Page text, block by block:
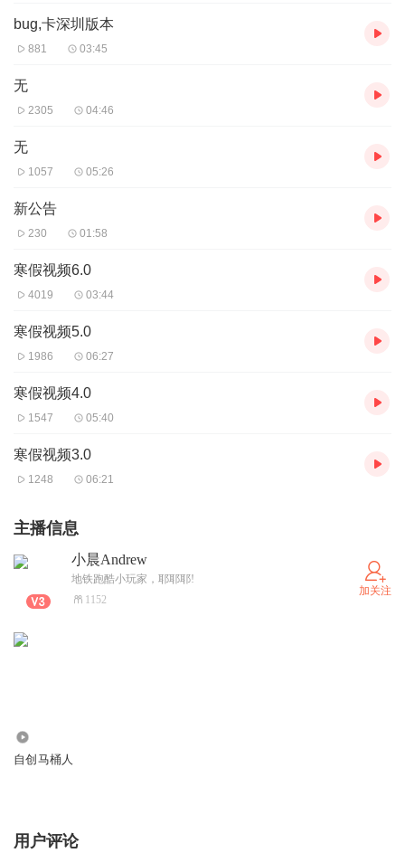
bug,卡深圳版本
881 03:45
无
2305 04:46
无
1057 05:26
新公告
230 01:58
寒假视频6.0
4019 03:44
寒假视频5.0
1986 06:27
寒假视频4.0
1547 05:40
寒假视频3.0
1248 06:21
主播信息
小晨Andrew
地铁跑酷小玩家，耶耶耶!
1152
加关注
自创马桶人
用户评论